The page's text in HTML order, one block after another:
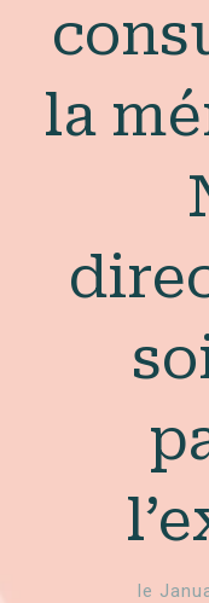
la
le